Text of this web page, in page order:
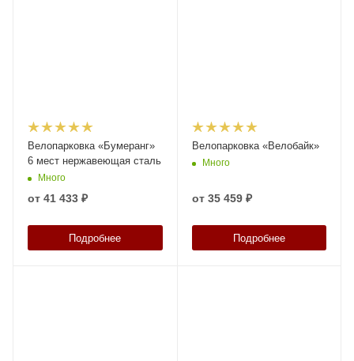
Велопарковка «Бумеранг»
6 мест нержавеющая сталь
Много
от 41 433 ₽
Подробнее
Велопарковка «Велобайк»
Много
от 35 459 ₽
Подробнее